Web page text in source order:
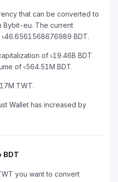
that can be converted to
Bybit-eu. The current
BDT.
of ৳19.46B BDT
of ৳564.51M BDT.
TWT.
Wallet has increased by
BDT
you want to convert